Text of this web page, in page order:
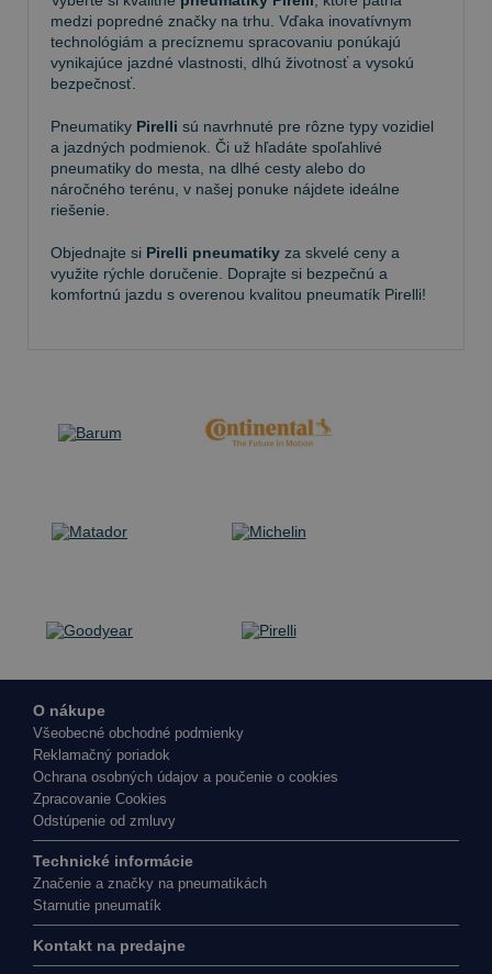
medzi popredné značky na trhu. Vďaka inovatívnym
technológiám a precíznemu spracovaniu ponúkajú
vynikajúce jazdné vlastnosti, dlhú životnosť a vysokú
bezpečnosť.
Pneumatiky Pirelli sú navrhnuté pre rôzne typy vozidiel
a jazdných podmienok. Či už hľadáte spoľahlivé
pneumatiky do mesta, na dlhé cesty alebo do
náročného terénu, v našej ponuke nájdete ideálne
riešenie.
Objednajte si Pirelli pneumatiky za skvelé ceny a
využite rýchle doručenie. Doprajte si bezpečnú a
komfortnú jazdu s overenou kvalitou pneumatík Pirelli!
O nákupe
Všeobecné obchodné podmienky
Reklamačný poriadok
Ochrana osobných údajov a poučenie o cookies
Zpracovanie Cookies
Odstúpenie od zmluvy
Technické informácie
Značenie a značky na pneumatikách
Starnutie pneumatík
Kontakt na predajne